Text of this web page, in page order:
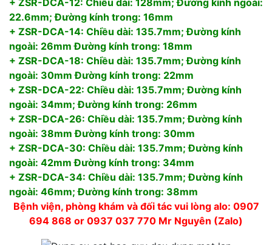
22.6mm; Đường kính trong: 16mm
+ ZSR-DCA-14: Chiều dài: 135.7mm; Đường kính
ngoài: 26mm Đường kính trong: 18mm
+ ZSR-DCA-18: Chiều dài: 135.7mm; Đường kính
ngoài: 30mm Đường kính trong: 22mm
+ ZSR-DCA-22: Chiều dài: 135.7mm; Đường kính
ngoài: 34mm; Đường kính trong: 26mm
+ ZSR-DCA-26: Chiều dài: 135.7mm; Đường kính
ngoài: 38mm Đường kính trong: 30mm
+ ZSR-DCA-30: Chiều dài: 135.7mm; Đường kính
ngoài: 42mm Đường kính trong: 34mm
+ ZSR-DCA-34: Chiều dài: 135.7mm; Đường kính
ngoài: 46mm; Đường kính trong: 38mm
Bệnh viện, phòng khám và đối tác vui lòng alo: 0907
694 868 or 0937 037 770 Mr Nguyên (Zalo)